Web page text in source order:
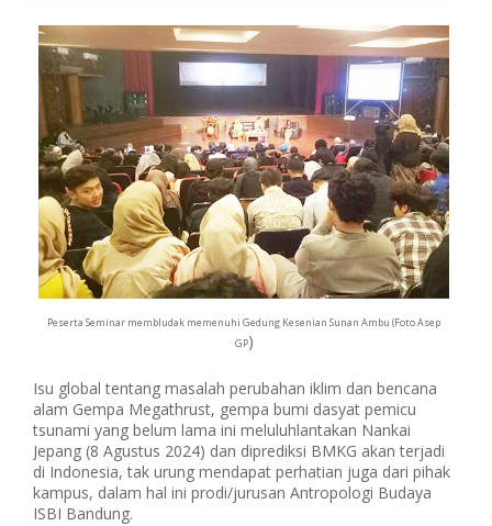
Peserta Seminar membludak memenuhi Gedung Kesenian Sunan Ambu (Foto Asep
GP)
Isu global tentang masalah perubahan iklim dan bencana
alam Gempa Megathrust, gempa bumi dasyat pemicu
tsunami yang belum lama ini meluluhlantakan Nankai
Jepang (8 Agustus 2024) dan diprediksi BMKG akan terjadi
di Indonesia, tak urung mendapat perhatian juga dari pihak
kampus, dalam hal ini prodi/jurusan Antropologi Budaya
ISBI Bandung.